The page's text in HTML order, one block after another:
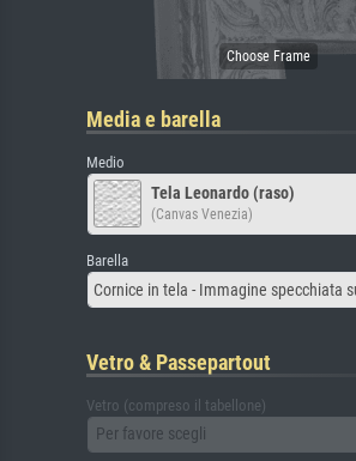
Media e barella
Medio
Tela Leonardo (raso)
(Canvas Venezia)
Barella
Cornice in tela - Immagine specchiata
Vetro & Passepartout
Vetro (compreso il tabellone)
Per favore scegli